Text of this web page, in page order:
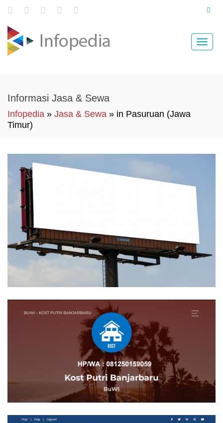
Toggle
Informasi Jasa & Sewa
Infopedia » Jasa & Sewa » in Pasuruan (Jawa
Timur)